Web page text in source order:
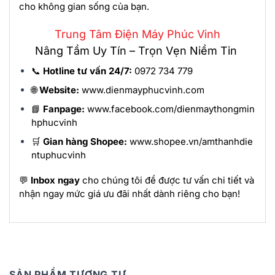
cho không gian sống của bạn.
Trung Tâm Điện Máy Phúc Vinh
Nâng Tầm Uy Tín – Trọn Vẹn Niềm Tin
📞 Hotline tư vấn 24/7: 0972 734 779
🌐Website: www.dienmayphucvinh.com
📘 Fanpage: www.facebook.com/dienmaythongmin
hphucvinh
🛒 Gian hàng Shopee: www.shopee.vn/amthanhdie
ntuphucvinh
💬 Inbox ngay cho chúng tôi để được tư vấn chi tiết và
nhận ngay mức giá ưu đãi nhất dành riêng cho bạn!